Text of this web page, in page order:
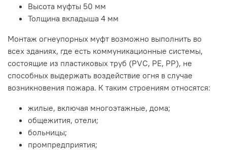
Высота муфты 50 мм
Толщина вкладыша 4 мм
Монтаж огнеупорных муфт возможно выполнить во
всех зданиях, где есть коммуникационные системы,
состоящие из пластиковых труб (PVC, PE, PP), не
способных выдержать воздействие огня в случае
возникновения пожара. К таким строениям относятся:
жилые, включая многоэтажные, дома;
общежития, отели;
больницы;
промпредприятия;